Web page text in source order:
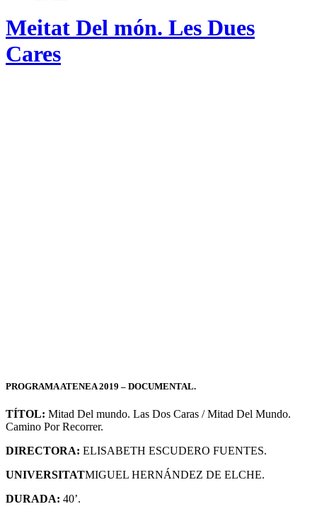
Meitat Del món. Les Dues
Cares
PROGRAMA ATENEA 2019 – DOCUMENTAL.
TÍTOL: Mitad Del mundo. Las Dos Caras / Mitad Del Mundo.
Camino Por Recorrer.
DIRECTORA: ELISABETH ESCUDERO FUENTES.
UNIVERSITATMIGUEL HERNÁNDEZ DE ELCHE.
DURADA: 40’.